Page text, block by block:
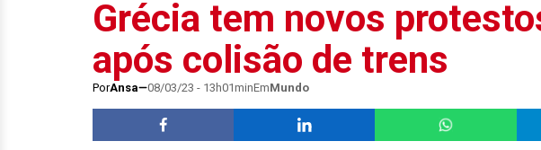
Grécia tem novos
após colisão de trens
PorAnsa 08/03/23 - 13h01minEmMundo